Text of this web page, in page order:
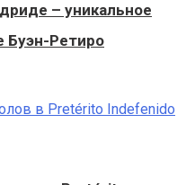
– уникальное
Буэн-Ретиро